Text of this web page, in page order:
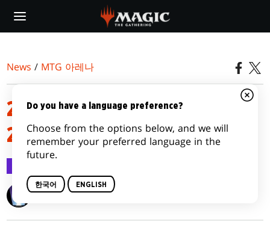
main
News / MTG 아레나
2022년 MTG 아레나 공지 –
2022년 3월 23일
Wizards of the Coast
Do you have a language preference?
Choose from the options below, and we will
remember your preferred language in the
future.
한국어 ENGLISH